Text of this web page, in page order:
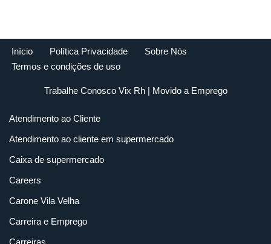
Início Política Privacidade
Sobre Nós
Termos e condições de uso
Trabalhe Conosco Vix Rh| Movido a Emprego
Atendimento ao Cliente
Atendimento ao cliente em supermercado
Caixa de supermercado
Careers
Carone Vila Velha
Carreira e Emprego
Carreiras